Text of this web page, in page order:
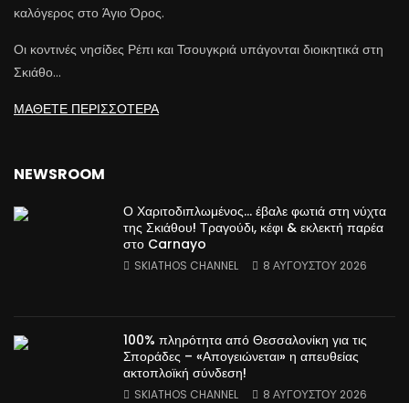
καλόγερος στο Άγιο Όρος.
Οι κοντινές νησίδες Ρέπι και Τσουγκριά υπάγονται διοικητικά στη
Σκιάθο…
ΜΑΘΕΤΕ ΠΕΡΙΣΣΟΤΕΡΑ
NEWSROOM
Ο Χαριτοδιπλωμένος… έβαλε φωτιά στη νύχτα
της Σκιάθου! Τραγούδι, κέφι & εκλεκτή παρέα
στο Carnayo
SKIATHOS CHANNEL 8 ΑΥΓΟΎΣΤΟΥ 2026
100% πληρότητα από Θεσσαλονίκη για τις
Σποράδες – «Απογειώνεται» η απευθείας
ακτοπλοϊκή σύνδεση!
SKIATHOS CHANNEL 8 ΑΥΓΟΎΣΤΟΥ 2026